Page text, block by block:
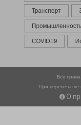
Транспорт
COVID19
Все
При перепечатке
О